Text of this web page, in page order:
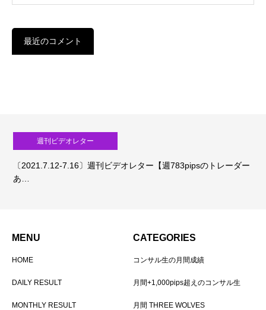
最近のコメント
週刊ビデオレター
〔2021.7.12-7.16〕週刊ビデオレター【週783pipsのトレーダー
あ…
MENU
HOME
DAILY RESULT
MONTHLY RESULT
CATEGORIES
コンサル生の月間成績
月間+1,000pips超えのコンサル生
月間 THREE WOLVES